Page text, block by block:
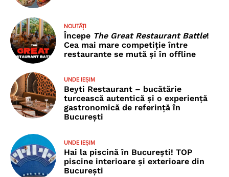
NOUTĂȚI
Începe The Great Restaurant Battle!
Cea mai mare competiție între
restaurante se mută și în offline
UNDE IEȘIM
Beyti Restaurant – bucătărie
turcească autentică și o experiență
gastronomică de referință în
București
UNDE IEȘIM
Hai la piscină în București! TOP
piscine interioare și exterioare din
București